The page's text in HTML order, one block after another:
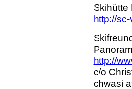
Skihütte
http://
http://
c/o
chwasi